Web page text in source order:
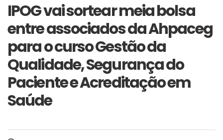
IPOG vai sortear meia bolsa
entre associados da Ahpaceg
para o curso Gestão da
Qualidade, Segurança do
Paciente e Acreditação em
Saúde